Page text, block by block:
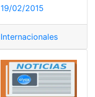
19/02/2015
Internacionales